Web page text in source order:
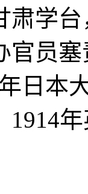
肃学
官员
日本
1914